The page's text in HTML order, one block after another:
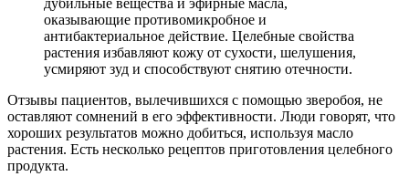
оказывающие противомикробное и
антибактериальное действие. Целебные свойства
растения избавляют кожу от сухости, шелушения,
усмиряют зуд и способствуют снятию отечности.
Отзывы пациентов, вылечившихся с помощью зверобоя, не
оставляют сомнений в его эффективности. Люди говорят, что
хороших результатов можно добиться, используя масло
растения. Есть несколько рецептов приготовления целебного
продукта.